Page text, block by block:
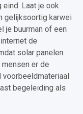
eind. Laat je ook
gelijksoortig karwei
je buurman of een
de
solar panelen
er de
begeleiding als